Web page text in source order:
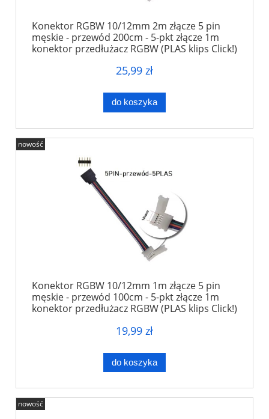
Konektor RGBW 10/12mm 2m złącze 5 pin
męskie - przewód 200cm - 5-pkt złącze 1m
konektor przedłużacz RGBW (PLAS klips Click!)
25,99 zł
do koszyka
Konektor RGBW 10/12mm 1m złącze 5 pin
męskie - przewód 100cm - 5-pkt złącze 1m
konektor przedłużacz RGBW (PLAS klips Click!)
19,99 zł
do koszyka
nowość
nowość